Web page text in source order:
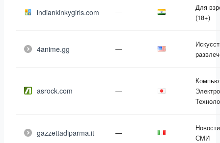
indiankinkygirls.com —
Для
(18+)
4anime.gg —
asrock.com —
gazzettadiparma.it —
СМИ